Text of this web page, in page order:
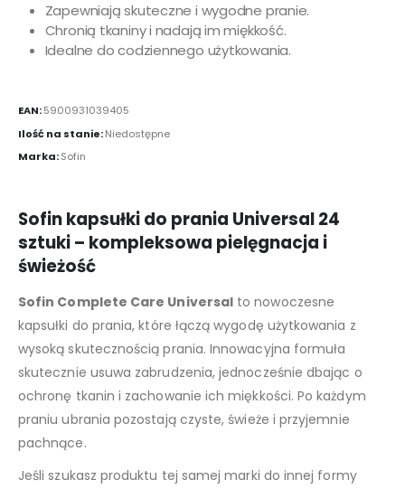
Zapewniają skuteczne i wygodne pranie.
Chronią tkaniny i nadają im miękkość.
Idealne do codziennego użytkowania.
EAN:5900931039405
Ilość na stanie:Niedostępne
Marka:Sofin
Sofin kapsułki do prania Universal 24
sztuki – kompleksowa pielęgnacja i
świeżość
Sofin Complete Care Universal to nowoczesne
kapsułki do prania, które łączą wygodę użytkowania z
wysoką skutecznością prania. Innowacyjna formuła
skutecznie usuwa zabrudzenia, jednocześnie dbając o
ochronę tkanin i zachowanie ich miękkości. Po każdym
praniu ubrania pozostają czyste, świeże i przyjemnie
pachnące.
Jeśli szukasz produktu tej samej marki do innej formy